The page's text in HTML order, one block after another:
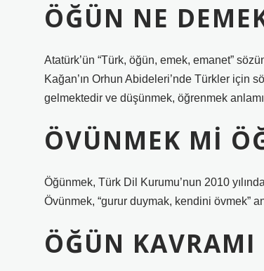
ÖĞÜN NE
Atatürk’ün “Türk, öğün, emek, emanet”
Kağan’ın Orhun Abideleri’nde Türkler için
gelmektedir ve düşünmek, öğrenmek
ÖVÜNMEK MI
Öğünmek, Türk Dil Kurumu’nun 2010
Övünmek, “gurur duymak, kendini övmek”
ÖĞÜN KAVRAMI